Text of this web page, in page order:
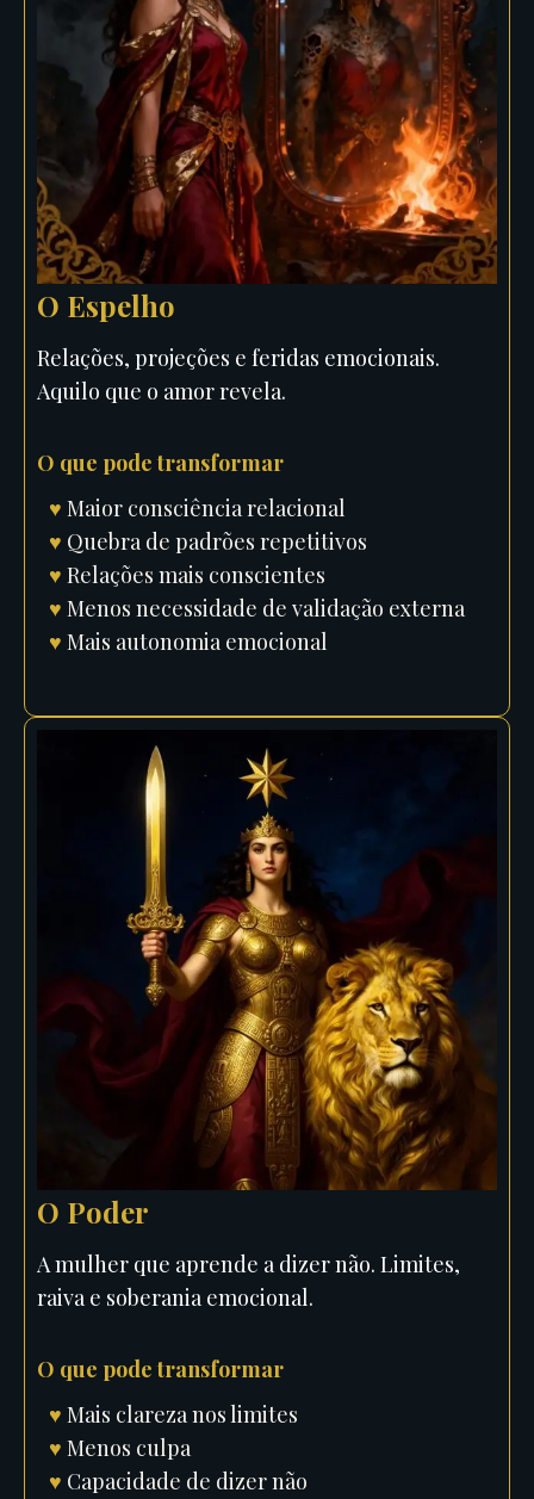
O Espelho
Relações, projeções e feridas emocionais.
Aquilo que o amor revela.
O que pode transformar
♥ Maior consciência relacional
♥ Quebra de padrões repetitivos
♥ Relações mais conscientes
♥ Menos necessidade de validação externa
♥ Mais autonomia emocional
O Poder
A mulher que aprende a dizer não. Limites,
raiva e soberania emocional.
O que pode transformar
♥ Mais clareza nos limites
♥ Menos culpa
♥ Capacidade de dizer não